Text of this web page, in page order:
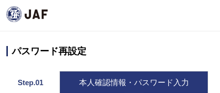
パスワード再設定
Step.01 本人確認情報・パスワード入力